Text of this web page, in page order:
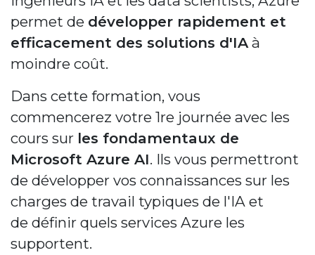
permet de développer rapidement et
efficacement des solutions d'IAà
moindre coût.
Dans cette formation, vous
commencerez votre 1re journée avec les
cours sur les fondamentaux de
Microsoft Azure AI. Ils vous permettront
de développer vos connaissances sur les
charges de travail typiques de l'IA et
de définir quels services Azure les
supportent.